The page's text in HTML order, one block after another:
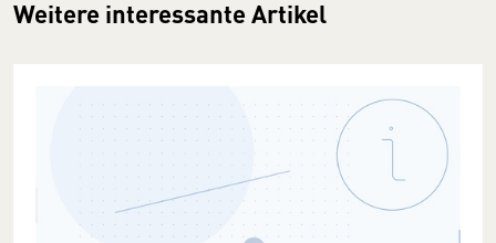
Weitere interessante Artikel